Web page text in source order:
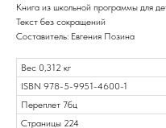
Книга из школьной программы для
Текст без сокращений
Составитель: Евгения Позина
Вес 0,312 кг
ISBN 978-5-9951-4600-1
Переплет 7бц
Страницы 224